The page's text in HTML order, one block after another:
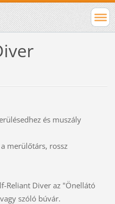
és muszály
merülőtárs, rossz
Reliant Diver az "Önellátó
szóló búvár.